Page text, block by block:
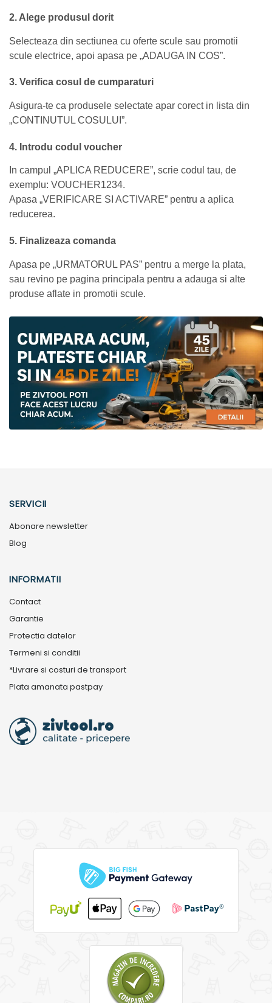
2. Alege produsul dorit
Selecteaza din sectiunea cu oferte scule sau promotii
scule electrice, apoi apasa pe „ADAUGA IN COS”.
3. Verifica cosul de cumparaturi
Asigura-te ca produsele selectate apar corect in lista din
„CONTINUTUL COSULUI”.
4. Introdu codul voucher
In campul „APLICA REDUCERE”, scrie codul tau, de
exemplu: VOUCHER1234.
Apasa „VERIFICARE SI ACTIVARE” pentru a aplica
reducerea.
5. Finalizeaza comanda
Apasa pe „URMATORUL PAS” pentru a merge la plata,
sau revino pe pagina principala pentru a adauga si alte
produse aflate in promotii scule.
SERVICII
Abonare newsletter
Blog
INFORMATII
Contact
Garantie
Protectia datelor
Termeni si conditii
*Livrare si costuri de transport
Plata amanata pastpay